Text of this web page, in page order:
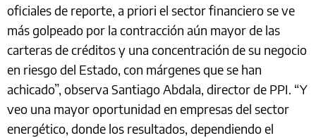
oficiales de reporte, a priori el sector financiero se ve
más golpeado por la contracción aún mayor de las
carteras de créditos y una concentración de su negocio
en riesgo del Estado, con márgenes que se han
achicado”, observa Santiago Abdala, director de PPI. “Y
veo una mayor oportunidad en empresas del sector
energético, donde los resultados, dependiendo el